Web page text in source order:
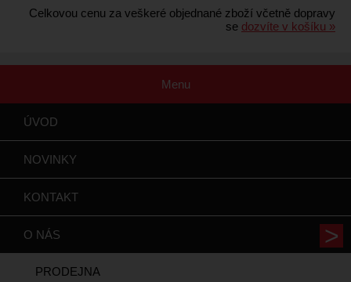
Celkovou cenu za veškeré objednané zboží včetně dopravy
se dozvíte v košíku »
Menu
ÚVOD
NOVINKY
KONTAKT
O NÁS
PRODEJNA